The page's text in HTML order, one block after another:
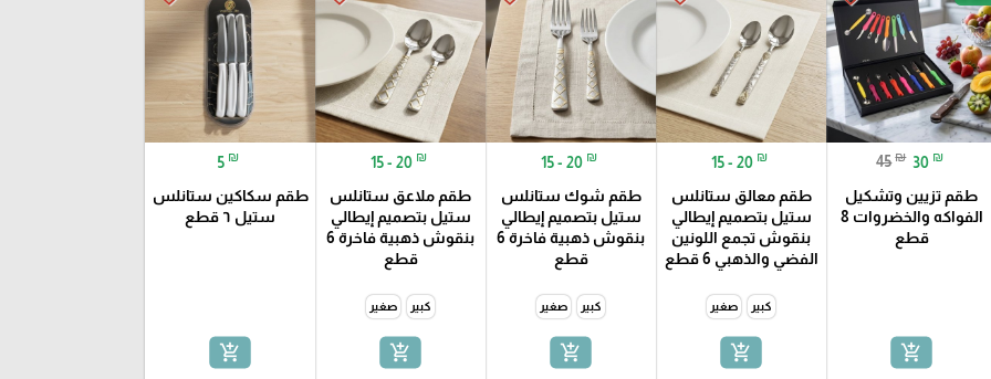
45 ₪ 30 ₪
طقم تزيين وتشكيل
الفواكه والخضروات 8
قطع
add_shopping_cart
15 - 20 ₪
طقم معالق ستانلس
ستيل بتصميم إيطالي
بنقوش تجمع اللونين
الفضي والذهبي 6 قطع
كبير صغير
add_shopping_cart
15 - 20 ₪
طقم شوك ستانلس
ستيل بتصميم إيطالي
بنقوش ذهبية فاخرة 6
قطع
كبير صغير
add_shopping_cart
15 - 20 ₪
طقم ملاعق ستانلس
ستيل بتصميم إيطالي
بنقوش ذهبية فاخرة 6
قطع
كبير صغير
add_shopping_cart
5 ₪
طقم سكاكين ستانلس
ستيل ٦ قطع
add_shopping_cart